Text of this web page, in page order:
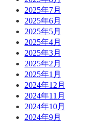
2025年7月
2025年6月
2025年5月
2025年4月
2025年3月
2025年2月
2025年1月
2024年12月
2024年11月
2024年10月
2024年9月